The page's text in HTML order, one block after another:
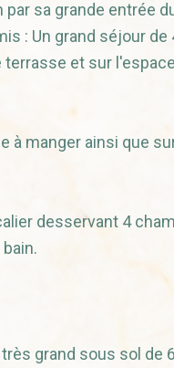
sa grande entrée
: Un grand séjour
et sur
à manger ainsi que
desservant 4
grand sous sol de